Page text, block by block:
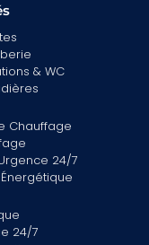
& WC
Chauffage
24/7
24/7